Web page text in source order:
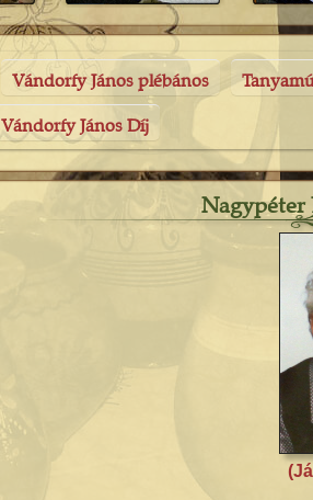
Vándorfy János plébános
Vándorfy János Díj
Nagypéter